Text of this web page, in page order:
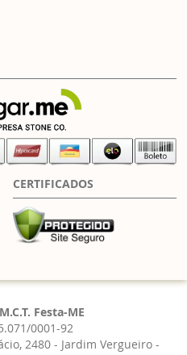
CERTIFICADOS
Festa-ME
0001-92
2480 - Jardim Vergueiro -